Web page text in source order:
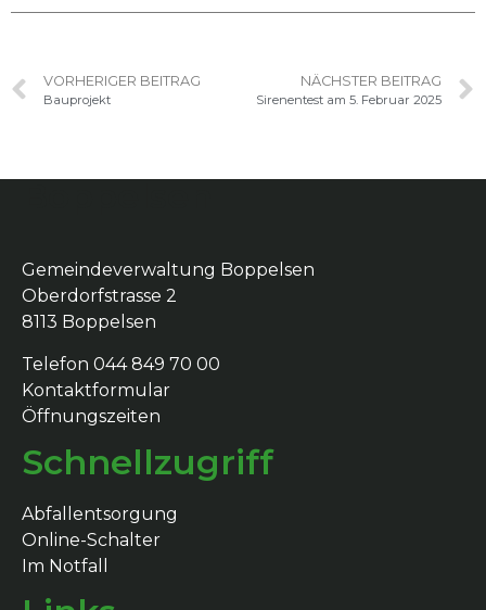
VORHERIGER BEITRAG
Bauprojekt
NÄCHSTER BEITRAG
Sirenentest am 5. Februar 2025
Gemeindeverwaltung Boppelsen
Oberdorfstrasse 2
8113 Boppelsen
Telefon 044 849 70 00
Kontaktformular
Öffnungszeiten
Schnellzugriff
Abfallentsorgung
Online-Schalter
Im Notfall